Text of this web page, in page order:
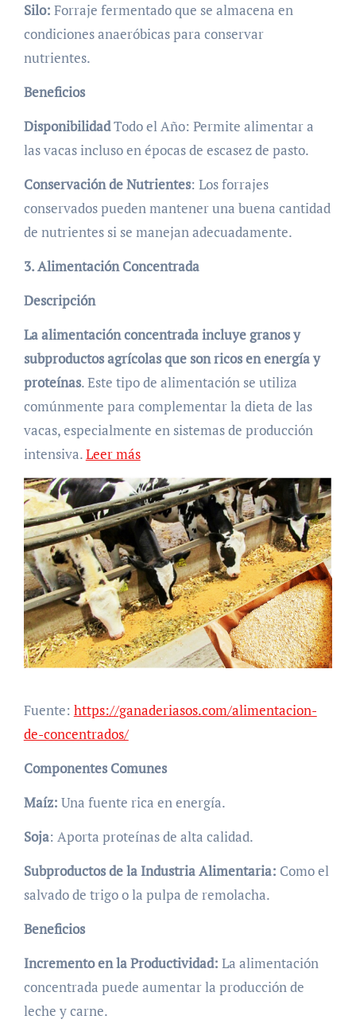
Silo: Forraje fermentado que se almacena en
condiciones anaeróbicas para conservar
nutrientes.
Beneficios
DisponibilidadTodo el Año: Permite alimentar a
las vacas incluso en épocas de escasez de pasto.
Conservación de Nutrientes: Los forrajes
conservados pueden mantener una buena cantidad
de nutrientes si se manejan adecuadamente.
3. Alimentación Concentrada
Descripción
La alimentación concentrada incluye granos y
subproductos agrícolas que son ricos en energía y
proteínas. Este tipo de alimentación se utiliza
comúnmente para complementar la dieta de las
vacas, especialmente en sistemas de producción
intensiva.Leer más
Fuente: https://ganaderiasos.com/alimentacion-
de-concentrados/
Componentes Comunes
Maíz: Una fuente rica en energía.
Soja: Aporta proteínas de alta calidad.
Subproductos de la Industria Alimentaria: Como el
salvado de trigo o la pulpa de remolacha.
Beneficios
Incremento en la Productividad: La alimentación
concentrada puede aumentar la producción de
leche y carne.